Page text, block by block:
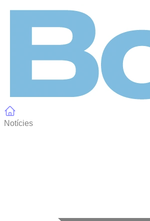
Notícies